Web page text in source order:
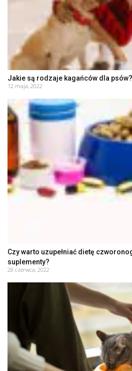
Jakie są rodzaje kagańców dla psów?
12 maja, 2022
Czy warto uzupełniać dietę
suplementy?
28 czerwca, 2022